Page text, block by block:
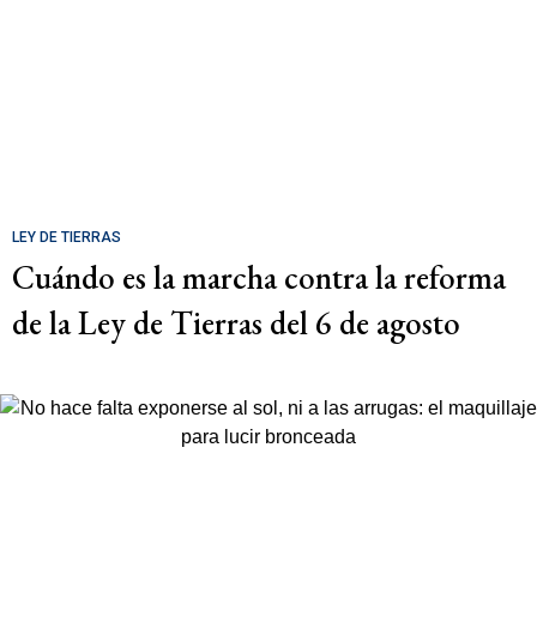
LEY DE TIERRAS
Cuándo es la marcha contra la reforma
de la Ley de Tierras del 6 de agosto